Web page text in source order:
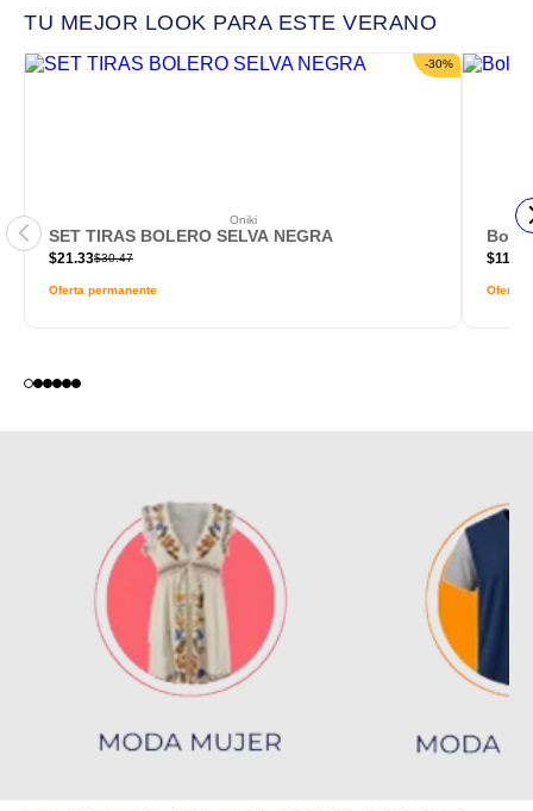
TU MEJOR LOOK PARA ESTE VERANO
-30%
Oniki
SET TIRAS BOLERO SELVA NEGRA
$21.33$30.47
Oferta permanente
$
Oferta